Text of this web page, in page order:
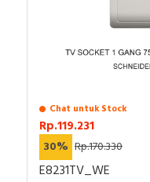
Chat untuk Stock
Rp.119.231
30% Rp.170.330
E8231TV_WE